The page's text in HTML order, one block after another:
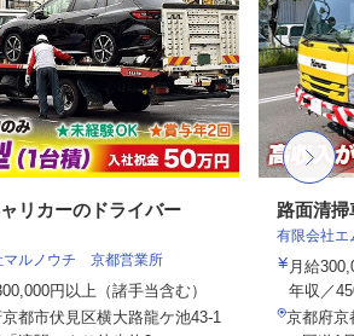
リカーのドライバー
マルノウチ 京都営業所
円以上（諸手当含む）
都市伏見区横大路龍ケ池43-1
路面清
有限会社エ
月給
年収／
京都府京